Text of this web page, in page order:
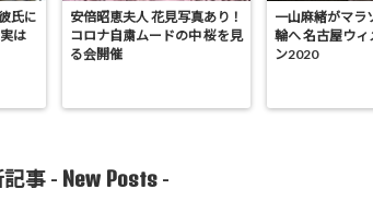
氏に
は
安倍昭恵夫人 花見写真あり！
コロナ自粛ムードの中 桜を見
る会開催
一山麻緒がマラ
輪へ 名古屋ウィ
ン2020
事 - New Posts -